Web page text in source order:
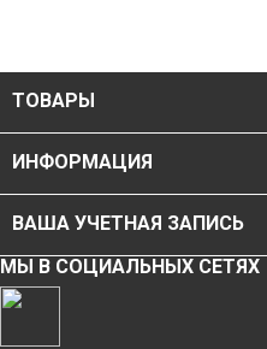
ТОВАРЫ
ИНФОРМАЦИЯ
ВАША УЧЕТНАЯ ЗАПИСЬ
МЫ В СОЦИАЛЬНЫХ СЕТЯХ